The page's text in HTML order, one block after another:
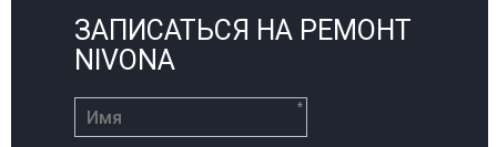
ЗАПИСАТЬСЯ НА РЕМОНТ
NIVONA
*